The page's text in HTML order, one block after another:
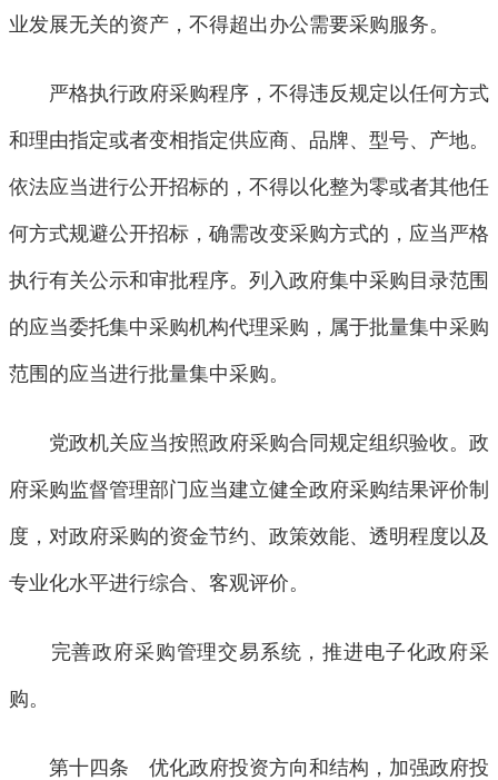
业发展无关的资产，不得超出办公需要采购服务。
严格执行政府采购程序，不得违反规定以任何方式
和理由指定或者变相指定供应商、品牌、型号、产地。
依法应当进行公开招标的，不得以化整为零或者其他任
何方式规避公开招标，确需改变采购方式的，应当严格
执行有关公示和审批程序。列入政府集中采购目录范围
的应当委托集中采购机构代理采购，属于批量集中采购
范围的应当进行批量集中采购。
党政机关应当按照政府采购合同规定组织验收。政
府采购监督管理部门应当建立健全政府采购结果评价制
度，对政府采购的资金节约、政策效能、透明程度以及
专业化水平进行综合、客观评价。
完善政府采购管理交易系统，推进电子化政府采
购。
第十四条 优化政府投资方向和结构，加强政府投